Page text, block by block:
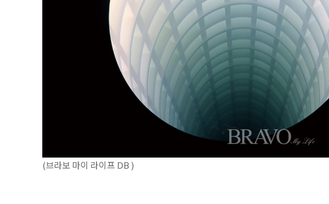
(브라보 마이 라이프 DB )